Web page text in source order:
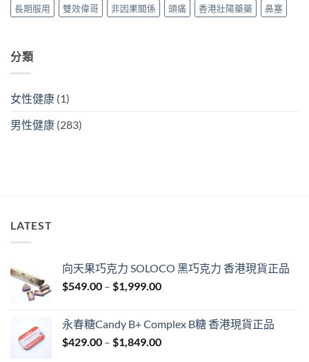
香
長期服用 雙效偉哥 非因果關係 頭痛 香港壯陽藥藥 鼻塞
分類
女性健康 (1)
男性健康 (283)
LATEST
向天果巧克力 SOLOCO 黑巧克力 香港現貨正品
$549.00 – $1,999.00Price
through
$1,999.00
永春糖Candy B+ Complex B糖 香港現貨正品
$429.00 – $1,849.00Price